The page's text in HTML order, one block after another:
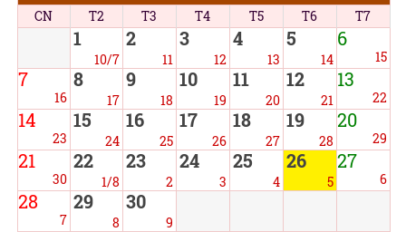
CN T2 T3 T4 T5 T6 T7
1
10/7
2
11
3
12
4
13
5
14
6
15
7
16
8
17
9
18
10
19
11
20
12
21
13
22
14
23
15
24
16
25
17
26
18
27
19
28
20
29
21
30
22
1/8
23
2
24
3
25
4
26
5
27
6
28
7
29
8
30
9